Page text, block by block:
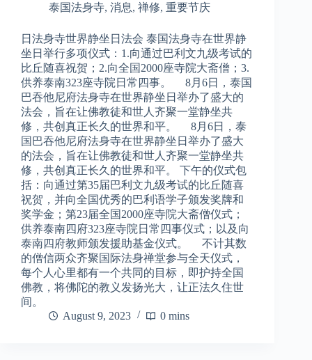
泰国法身寺, 消息, 禅修, 重要节庆
日法身寺世界静坐日法会 泰国法身寺在世界静
坐日举行多项仪式：1.向通过巴利文九级考试的
比丘随喜祝贺；2.向全国2000座寺院大斋僧；3.
供养泰南323座寺院日常四事。 8月6日，泰国
巴吞他尼府法身寺在世界静坐日举办了盛大的
法会，旨在让佛教徒和世人齐聚一堂静坐共
修，共创真正长久的世界和平。 8月6日，泰
国巴吞他尼府法身寺在世界静坐日举办了盛大
的法会，旨在让佛教徒和世人齐聚一堂静坐共
修，共创真正长久的世界和平。 下午的仪式包
括：向通过第35届巴利文九级考试的比丘随喜
祝贺，并向全国优秀的巴利语学子颁发奖牌和
奖学金；第23届全国2000座寺院大斋僧仪式；
供养泰南四府323座寺院日常四事仪式；以及向
泰南四府教师颁发援助基金仪式。 不计其数
的僧信两众齐聚国际法身禅堂参与全天仪式，
每个人心里都有一个共同的目标，即护持全国
佛教，将佛陀的教义发扬光大，让正法久住世
间。
August 9, 2023
0 mins